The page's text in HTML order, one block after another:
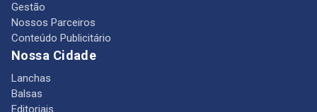
Gestão
Nossos Parceiros
Conteúdo Publicitário
Nossa Cidade
Lanchas
Balsas
Editoriais